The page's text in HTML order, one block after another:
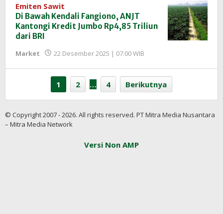
Emiten Sawit
Di Bawah Kendali Fangiono, ANJT
Kantongi Kredit Jumbo Rp4,85 Triliun
dari BRI
Market 22 Desember 2025 | 07:00 WIB
InfoSAWIT
1 2 … 4 Berikutnya
© Copyright 2007 - 2026. All rights reserved. PT Mitra Media Nusantara
– Mitra Media Network
Versi Non AMP